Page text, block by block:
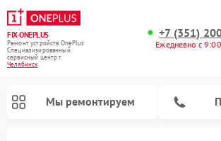
FIX-ONEPLUS
Ремонт устройств OnePlus
Специализированный
cервисный центр г.
Челябинск
+7 (351)
Ежедневно с
Мы ремонтируем